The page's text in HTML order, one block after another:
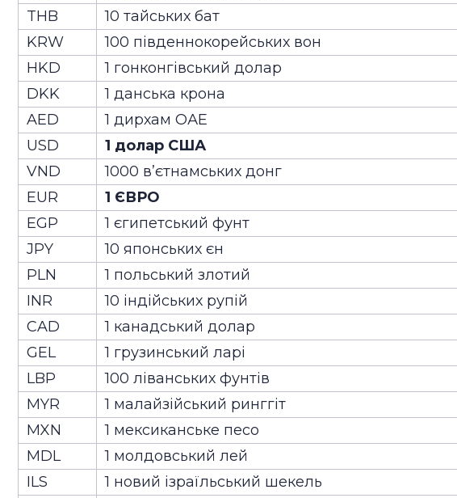
THB
10 тайських бат
KRW
100 південнокорейських вон
HKD
1 гонконгівський долар
DKK
1 данська крона
AED
1 дирхам ОАЕ
USD
1 долар США
VND
1000 в’єтнамських донг
EUR
1 ЄВРО
EGP
1 єгипетський фунт
JPY
10 японських єн
PLN
1 польський злотий
INR
10 індійських рупій
CAD
1 канадський долар
GEL
1 грузинський ларі
LBP
100 ліванських фунтів
MYR
1 малайзійський ринггіт
MXN
1 мексиканське песо
MDL
1 молдовський лей
ILS
1 новий ізраїльський шекель